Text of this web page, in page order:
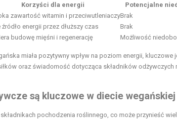
Korzyści dla energii
Potencjalne
zawartość witamin i przeciwutleniaczyBrak
źródło energii przez dłuższy czas
Brak
budowę mięśni i regenerację Możliwość
miała pozytywny wpływ na poziom energii, kluczowe
oraz świadomość dotycząca składników
są kluczowe w diecie
pochodzenia roślinnego, co może przynieść